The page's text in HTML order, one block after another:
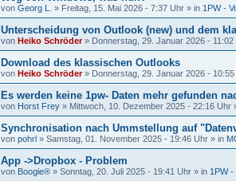
von Georg L. » Freitag, 15. Mai 2026 - 7:37 Uhr » in 1PW -
Unterscheidung von Outlook (new) und dem
von Heiko Schröder» Donnerstag, 29. Januar 2026 - 11:02
Download des klassischen Outlooks
von Heiko Schröder» Donnerstag, 29. Januar 2026 -
Es werden keine 1pw- Daten mehr gefunden
von Horst Frey » Mittwoch, 10. Dezember 2025 - 22:16 Uhr
Synchronisation nach Ummstellung auf
von pohrl » Samstag, 01. November 2025 - 19:46 Uhr » in
App ->Dropbox - Problem
von Boogie® » Sonntag, 20. Juli 2025 - 19:41 Uhr » in 1PW